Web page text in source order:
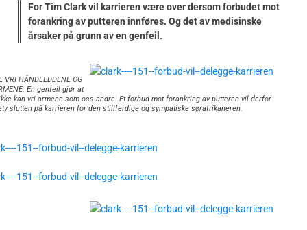
For Tim Clark vil karrieren være over dersom forbudet mot
forankring av putteren innføres. Og det av medisinske
årsaker på grunn av en genfeil.
VRI HÅNDLEDDENE OG
En genfeil gjør at
kan vri armene som oss andre. Et forbud mot forankring av putteren vil derfor
slutten på karrieren for den stillferdige og sympatiske sørafrikaneren.